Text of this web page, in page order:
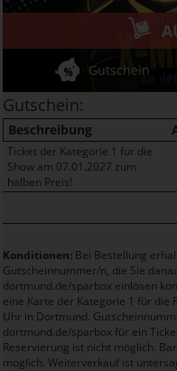
Gutschein
Gutschein:
Beschreibung
Ticket der Kategorie 1 für die
Show am 07.01.2027 zum
halben Preis!
Konditionen: Bei Bestellung
Gutscheinnummer/n, die Sie
dortmund.de/sparbox einlösen
eine Karte der Kategorie 1 für die
Uhr in Dortmund.
dortmund.de/sparbox für ein
Reservierung ist nicht möglich.
möglich. Weiterverkauf ist